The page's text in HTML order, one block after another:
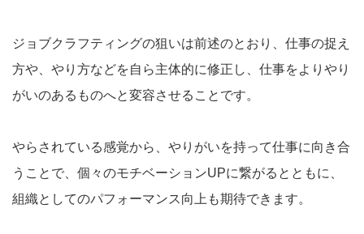
ジョブクラフティングの狙いは前述のとおり、仕事の捉え
方や、やり方などを自ら主体的に修正し、仕事をよりやり
がいのあるものへと変容させることです。
やらされている感覚から、やりがいを持って仕事に向き合
うことで、個々のモチベーションUPに繋がるとともに、
組織としてのパフォーマンス向上も期待できます。